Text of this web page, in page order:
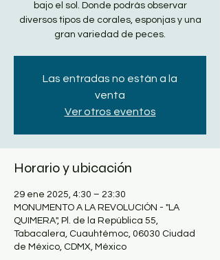
bajo el sol. Donde podrás observar
diversos tipos de corales, esponjas y una
gran variedad de peces.
Las entradas no están a la
venta
Ver otros eventos
Horario y ubicación
29 ene 2025, 4:30 – 23:30
MONUMENTO A LA REVOLUCIÓN - "LA
QUIMERA", Pl. de la República 55,
Tabacalera, Cuauhtémoc, 06030 Ciudad
de México, CDMX, México